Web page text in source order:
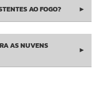
AO FOGO? ▶
AS NUVENS
▶